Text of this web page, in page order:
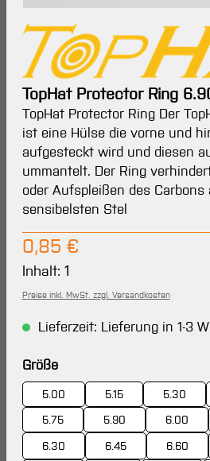
TopHat Protector Ring
TopHat Protector Ring Der
ist eine Hülse die vorne und
aufgesteckt wird und diesen
ummantelt. Der Ring
oder Aufspleißen des Carbons
sensibelsten Stel
Regulärer Preis:
0,85 €
Inhalt: 1
Preise inkl. MwSt. zzgl. Versandkosten
Lieferzeit: Lieferung in 1-3
Größeauswählen
5.00 5.15 5.30
5.75
5.90 6.00
6.30
6.45 6.60